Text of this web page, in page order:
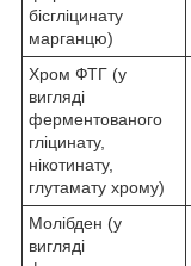
бісгліцинату
марганцю)
Хром ФТГ (у
вигляді
ферментованого
гліцинату,
нікотинату,
глутамату хрому)
Молібден (у
вигляді